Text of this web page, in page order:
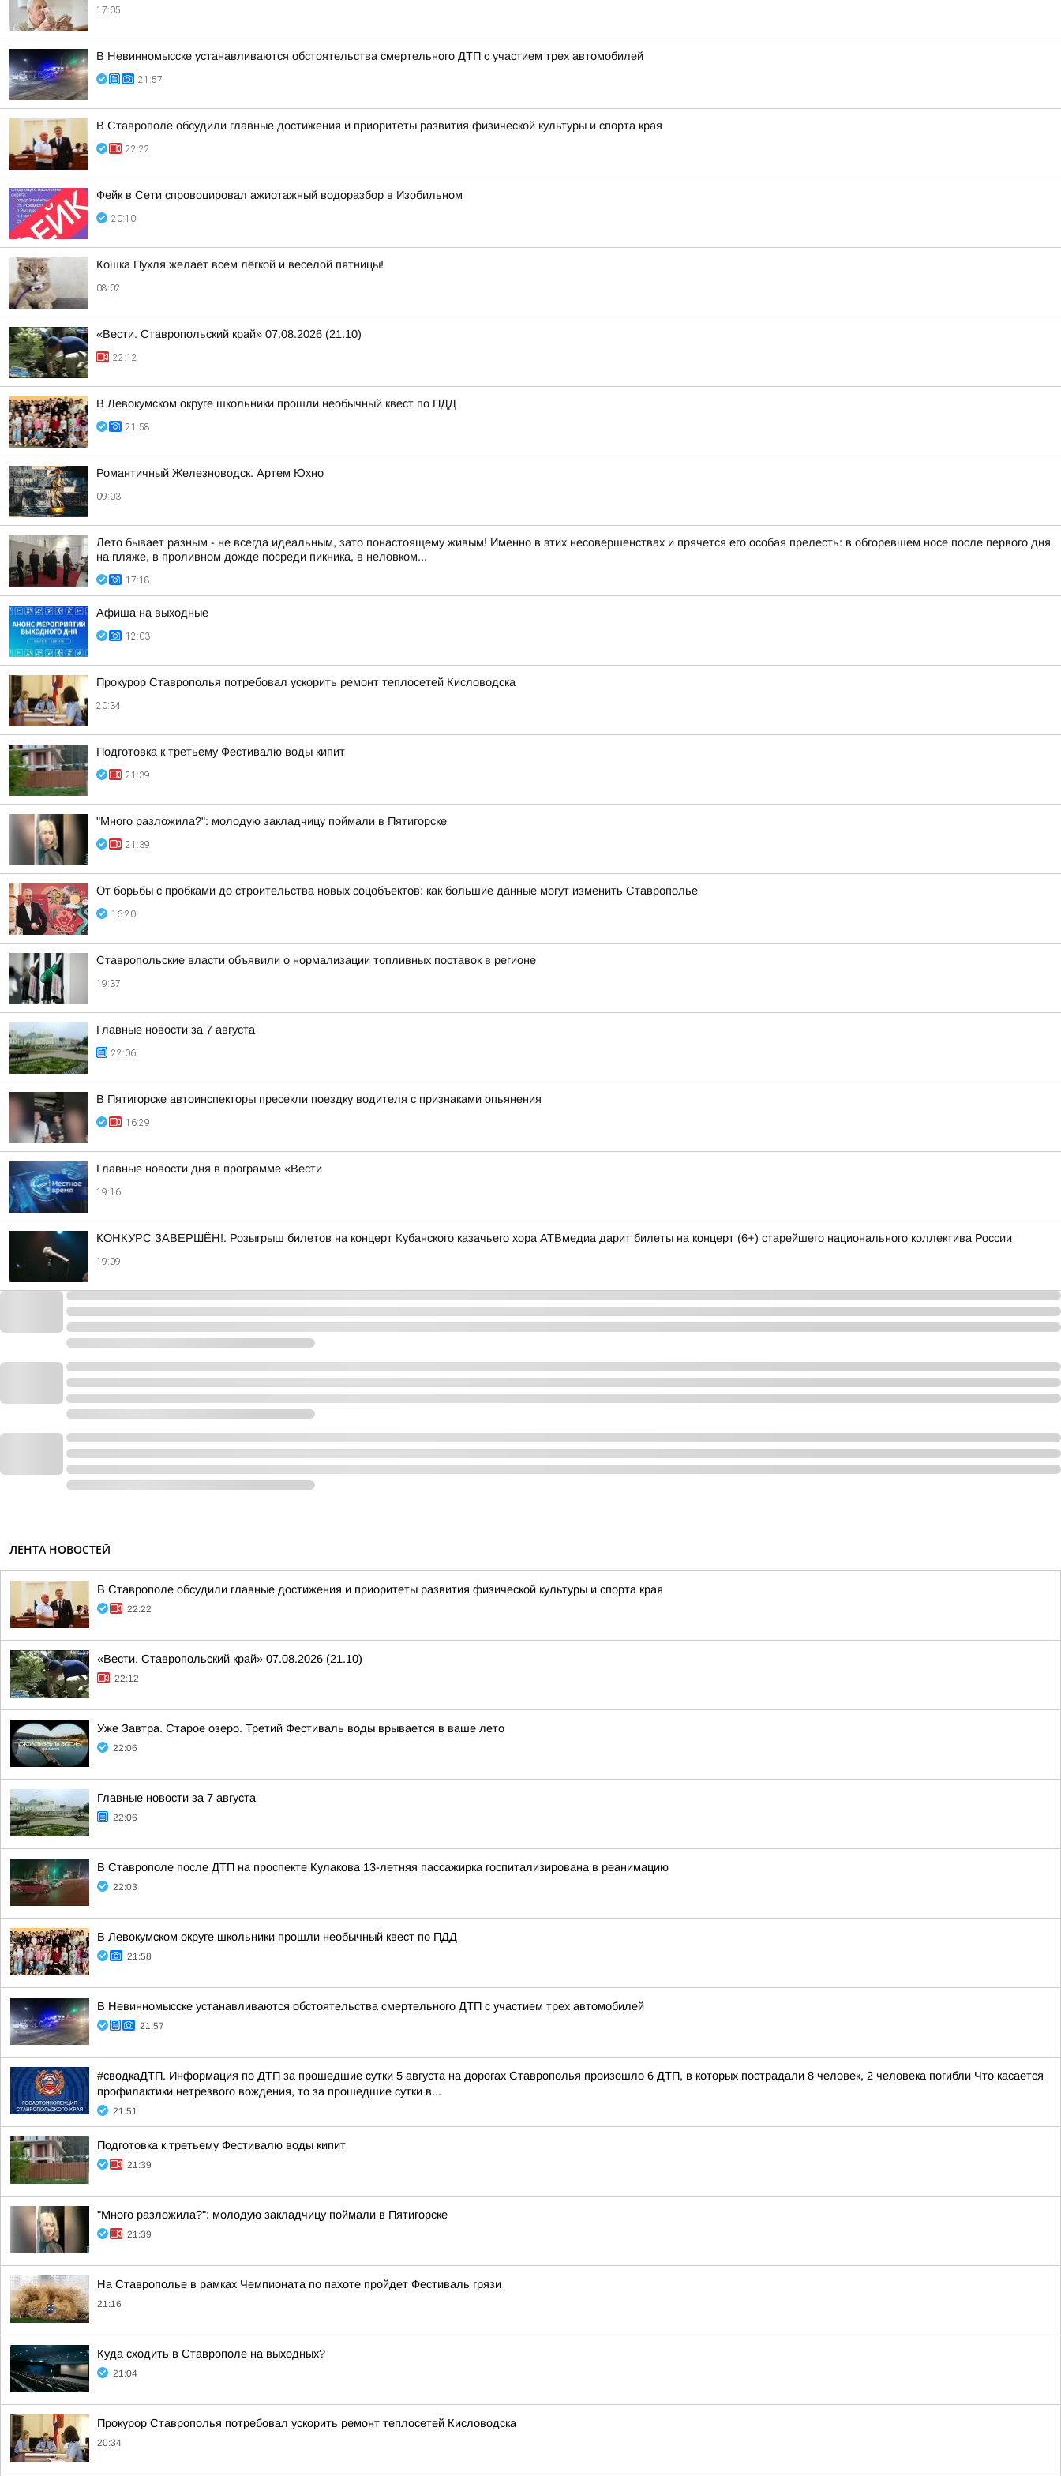
17:05
В Невинномысске устанавливаются обстоятельства смертельного ДТП с участием трех автомобилей
21:57
В Ставрополе обсудили главные достижения и приоритеты развития физической культуры и спорта края
22:22
Фейк в Сети спровоцировал ажиотажный водоразбор в Изобильном
20:10
Кошка Пухля желает всем лёгкой и веселой пятницы!
08:02
«Вести. Ставропольский край» 07.08.2026 (21.10)
22:12
В Левокумском округе школьники прошли необычный квест по ПДД
21:58
Романтичный Железноводск. Артем Юхно
09:03
Лето бывает разным - не всегда идеальным, зато понастоящему живым! Именно в этих несовершенствах и прячется его особая прелесть: в обгоревшем носе после первого дня
на пляже, в проливном дожде посреди пикника, в неловком...
17:18
Афиша на выходные
12:03
Прокурор Ставрополья потребовал ускорить ремонт теплосетей Кисловодска
20:34
Подготовка к третьему Фестивалю воды кипит
21:39
"Много разложила?": молодую закладчицу поймали в Пятигорске
21:39
От борьбы с пробками до строительства новых соцобъектов: как большие данные могут изменить Ставрополье
16:20
Ставропольские власти объявили о нормализации топливных поставок в регионе
19:37
Главные новости за 7 августа
22:06
В Пятигорске автоинспекторы пресекли поездку водителя с признаками опьянения
16:29
Главные новости дня в программе «Вести
19:16
КОНКУРС ЗАВЕРШЁН!. Розыгрыш билетов на концерт Кубанского казачьего хора АТВмедиа дарит билеты на концерт (6+) старейшего национального коллектива России
19:09
ЛЕНТА НОВОСТЕЙ
В Ставрополе обсудили главные достижения и приоритеты развития физической культуры и спорта края
22:22
«Вести. Ставропольский край» 07.08.2026 (21.10)
22:12
Уже Завтра. Старое озеро. Третий Фестиваль воды врывается в ваше лето
22:06
Главные новости за 7 августа
22:06
В Ставрополе после ДТП на проспекте Кулакова 13-летняя пассажирка госпитализирована в реанимацию
22:03
В Левокумском округе школьники прошли необычный квест по ПДД
21:58
В Невинномысске устанавливаются обстоятельства смертельного ДТП с участием трех автомобилей
21:57
#сводкаДТП. Информация по ДТП за прошедшие сутки 5 августа на дорогах Ставрополья произошло 6 ДТП, в которых пострадали 8 человек, 2 человека погибли Что касается
профилактики нетрезвого вождения, то за прошедшие сутки в...
21:51
Подготовка к третьему Фестивалю воды кипит
21:39
"Много разложила?": молодую закладчицу поймали в Пятигорске
21:39
На Ставрополье в рамках Чемпионата по пахоте пройдет Фестиваль грязи
21:16
Куда сходить в Ставрополе на выходных?
21:04
Прокурор Ставрополья потребовал ускорить ремонт теплосетей Кисловодска
20:34